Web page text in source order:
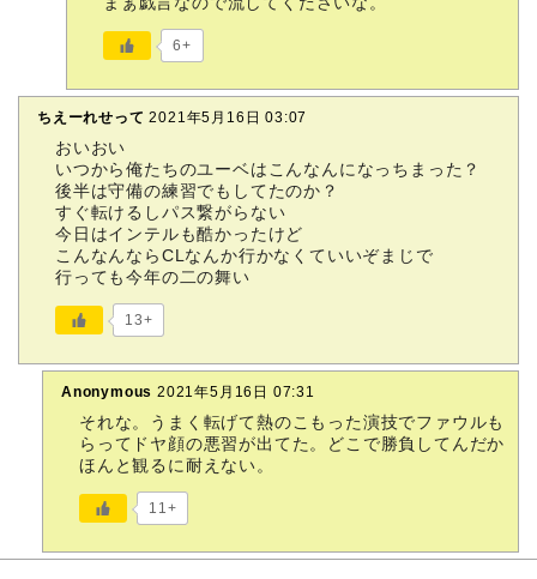
6+
ちえーれせって 2021年5月16日 03:07
おいおい
いつから俺たちのユーベはこんなんになっちまった？
後半は守備の練習でもしてたのか？
すぐ転けるしパス繋がらない
今日はインテルも酷かったけど
こんなんならCLなんか行かなくていいぞまじで
行っても今年の二の舞い
13+
Anonymous 2021年5月16日 07:31
それな。うまく転げて熱のこもった演技でファウルも
らってドヤ顔の悪習が出てた。どこで勝負してんだか
ほんと観るに耐えない。
11+